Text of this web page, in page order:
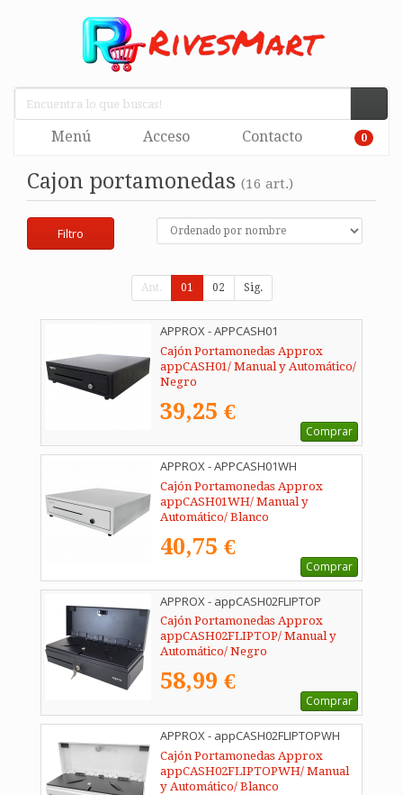
Menú Acceso Contacto 0
Cajon portamonedas (16 art.)
Filtro
Ant. 01 02 Sig.
APPROX - APPCASH01
Cajón Portamonedas Approx
appCASH01/ Manual y Automático/
Negro
39,25 €
Comprar
APPROX - APPCASH01WH
Cajón Portamonedas Approx
appCASH01WH/ Manual y
Automático/ Blanco
40,75 €
Comprar
APPROX - appCASH02FLIPTOP
Cajón Portamonedas Approx
appCASH02FLIPTOP/ Manual y
Automático/ Negro
58,99 €
Comprar
APPROX - appCASH02FLIPTOPWH
Cajón Portamonedas Approx
appCASH02FLIPTOPWH/ Manual
y Automático/ Blanco